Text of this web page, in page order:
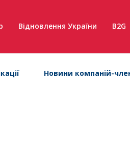
Відновлення України B2G
Новини компаній-